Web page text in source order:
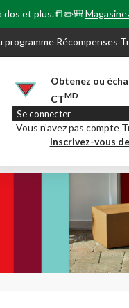
dos et plus.📒✏️🎒
programme Récompenses
Obtenez ou
CTMD
Se connecter
Vous n’avez pas compte
Inscrivez-vous
en Classe Party